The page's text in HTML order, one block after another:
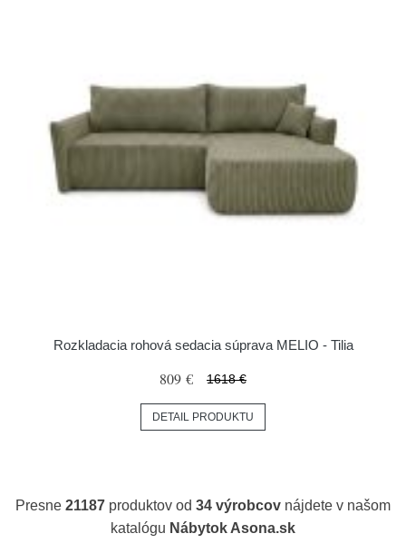
Rozkladacia rohová sedacia súprava MELIO - Tilia
809 € 1618 €
DETAIL PRODUKTU
Presne 21187 produktov od 34 výrobcov nájdete v našom
katalógu Nábytok Asona.sk